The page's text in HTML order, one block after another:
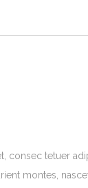
consec tetuer
montes,